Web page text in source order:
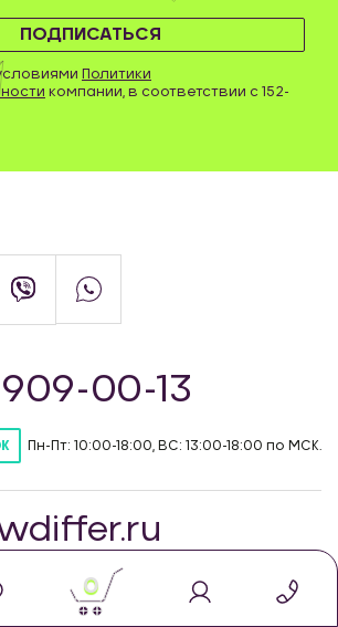
ПОДПИСАТЬСЯ
Политики
компании, в соответствии с 152-
00-13
Пн-Пт: 10:00-18:00, ВС: 13:00-18:00 по МСК.
автозапчастей для
0